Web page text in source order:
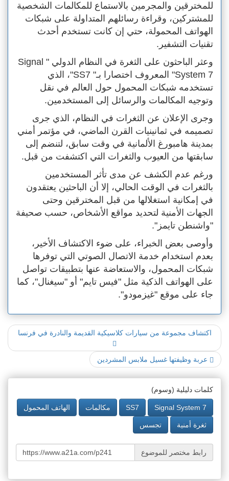
للمخترقين والمجرمين بالاستماع للمكالمات الشخصية
للمشتركين، وقراءة رسائلهم المتداولة على شبكات
الهواتف المحمولة، حتي إن كانت تستخدم أحدث
تقنيات التشفير.
وعثر الباحثون على الثغرة في النظام الدولي " Signal
System 7" المعروف اختصارا بـ" SS7"، الذي
تستخدمه شبكات المحمول حول العالم في نقل
وتوجيه المكالمات والرسائل إلى المستخدمين.
وجرى الإعلان عن الثغرات في النظام، الذي جرى
تصميمه في ثمانينيات القرن الماضي، في مؤتمر أمني
بمدينة هامبورغ الألمانية في وقت سابق، لتنضم إلى
سابقتها من العيوب والثغرات التي اكتشفت من قبل.
ورغم عدم الكشف عن مدى تأثر المستخدمين
بالثغرات في الوقت الحالي، إلا أن الباحثين يعتقدون
في إمكانية استغلالها من قبل المخترقين وحتى
الجهات الأمنية لتحديد مواقع الأشخاص، حسب صحيفة
"واشنطن تايمز".
وأوصى بعض الخبراء، على ضوء الاكتشاف الأخير،
بعدم استخدام خدمة الاتصال الصوتي التي توفرها
شبكات المحمول، والاستعاضة عنها بتطبيقات تواصل
على الهواتف الذكية مثل "فيس تايم" أو "سيغنال"، كما
جاء على موقع "غيزمودو".
اكتشاف مجموعة من سيارات كلاسيكية القديمة والنادرة في فرنسا
عربة وظيفتها غسيل ملابس المشردين
كلمات دليلية (وسوم)
Signal System 7
SS7 مكالمات الهاتف المحمول
ثغرة أمنية تجسس
رابط مختصر للموضوع